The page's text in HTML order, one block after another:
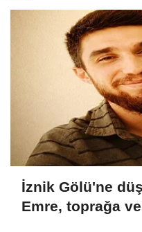
İznik Gölü'ne
Emre, toprağa